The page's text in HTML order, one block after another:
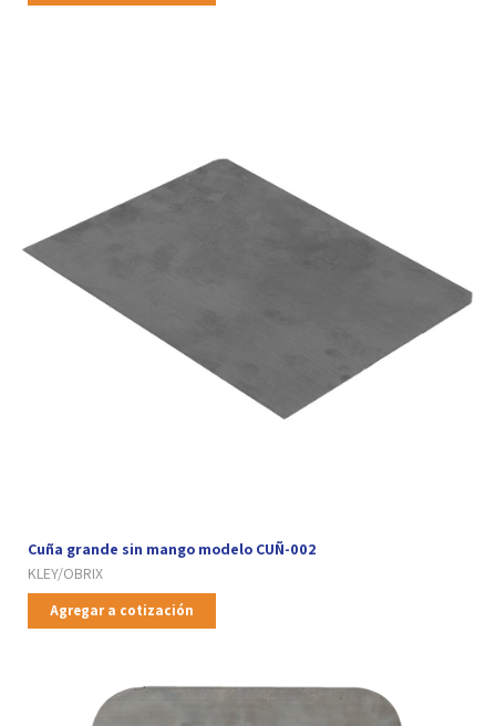
Cuña grande sin mango modelo CUÑ-002
KLEY/OBRIX
Agregar a cotización